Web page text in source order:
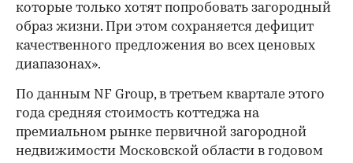
которые только хотят попробовать загородный
образ жизни. При этом сохраняется дефицит
качественного предложения во всех ценовых
диапазонах».
По данным NF Group, в третьем квартале этого
года средняя стоимость коттеджа на
премиальном рынке первичной загородной
недвижимости Московской области в годовом